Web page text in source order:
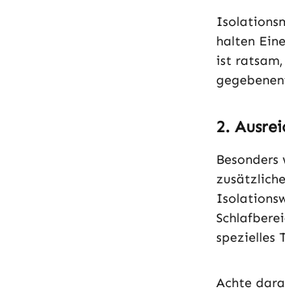
halten
ist ratsam,
2.
spezielles
Achte